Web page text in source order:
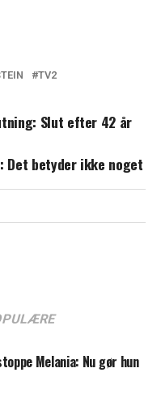
TV2
Slut efter 42 år
Det betyder ikke noget
Melania: Nu gør hun